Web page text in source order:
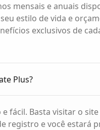
mensais e anuais
estilo de vida e
exclusivos de
Plus?
fácil. Basta visitar o
registro e você estará